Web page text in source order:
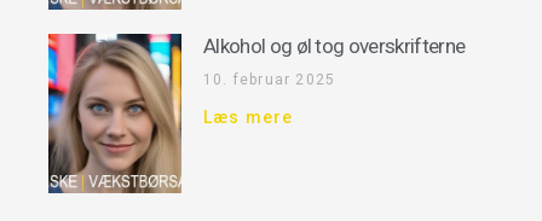
Alkohol og øl tog overskrifterne
10. februar 2025
Læs mere